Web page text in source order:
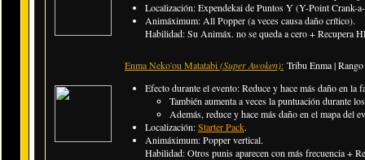
Localización: Expendekai de Puntos Y (Y-Point Crank-
Animáximum: All Popper (a veces causa daño crítico).
Habilidad: Su Animáx. no se queda a cero + Recupera
Enma Neko'ou Matatabi(Super Awoken): Tribu Enma |
Efecto durante el evento: Reduce y hace más daño en la
También aumenta a veces la puntuación durante
Además, reduce y hace más daño en el mapa del
Localización:Starter Pack.
Animáximum: Popper vertical.
Habilidad: Otros punis aparecen con más frecuencia +